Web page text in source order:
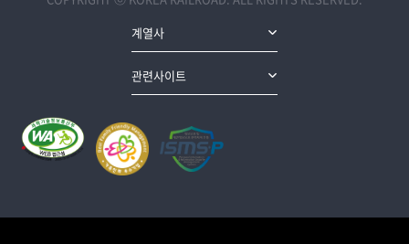
계열사
관련사이트